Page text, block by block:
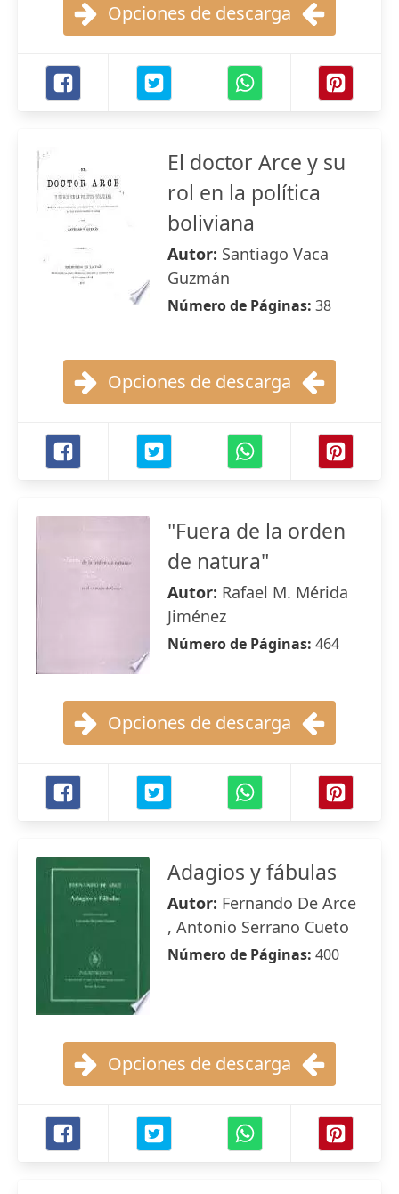
Opciones de descarga
El doctor Arce y su
rol en la política
boliviana
Autor: Santiago Vaca
Guzmán
Número de Páginas: 38
Opciones de descarga
"Fuera de la orden
de natura"
Autor: Rafael M. Mérida
Jiménez
Número de Páginas: 464
Opciones de descarga
Adagios y fábulas
Autor: Fernando De Arce
, Antonio Serrano Cueto
Número de Páginas: 400
Opciones de descarga